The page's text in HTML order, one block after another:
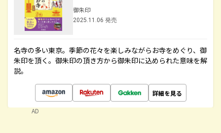
御朱印
2025.11.06 発売
名寺の多い東京。季節の花々を楽しみながらお寺をめぐり、御
朱印を頂く。御朱印の頂き方から御朱印に込められた意味を解
説。
詳細を見る
AD